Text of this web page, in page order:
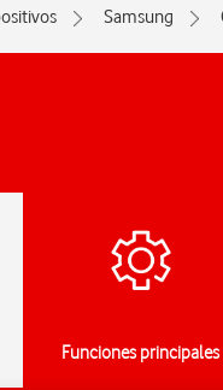
Samsung
Funciones principales